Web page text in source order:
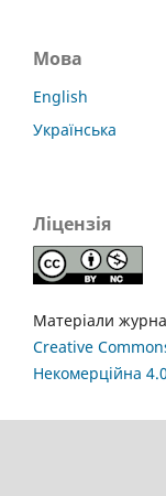
Мова
English
Українська
Ліцензія
Матеріали
Creative
Некомерційна